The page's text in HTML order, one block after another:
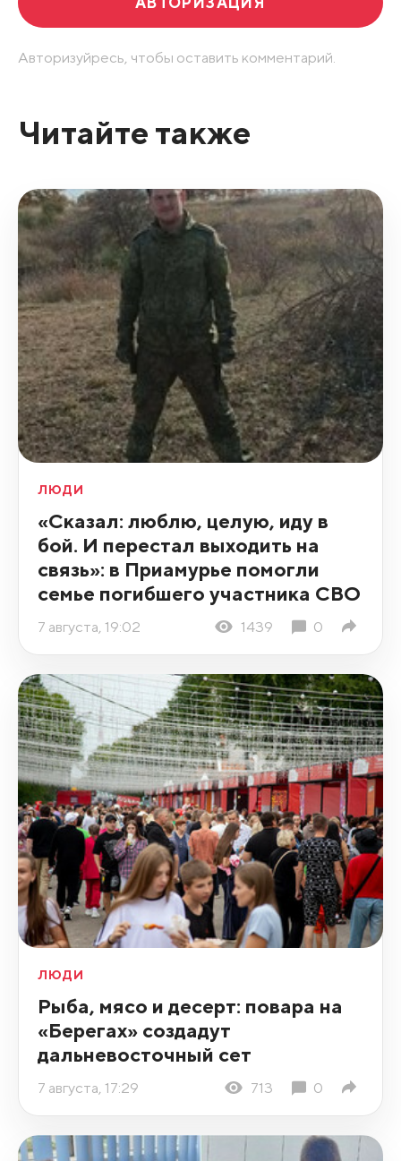
Авторизуйресь, чтобы оставить комментарий.
Читайте также
ЛЮДИ
«Сказал: люблю, целую, иду в
бой. И перестал выходить на
связь»: в Приамурье помогли
семье погибшего участника СВО
7 августа, 19:02 1439 0
ЛЮДИ
Рыба, мясо и десерт: повара на
«Берегах» создадут
дальневосточный сет
7 августа, 17:29 713 0